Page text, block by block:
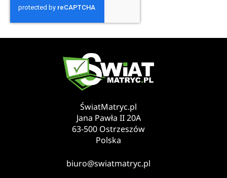
ŚwiatMatryc.pl
Jana Pawła II 20A
63-500 Ostrzeszów
Polska
biuro@swiatmatryc.pl